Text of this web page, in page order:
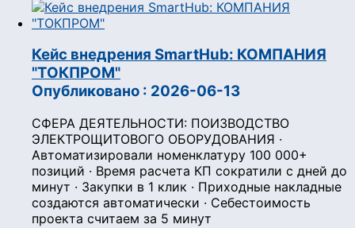
Кейс внедрения SmartHub: КОМПАНИЯ
"ТОКПРОМ"
Опубликовано : 2026-06-13
СФЕРА ДЕЯТЕЛЬНОСТИ: ПОИЗВОДСТВО
ЭЛЕКТРОЩИТОВОГО ОБОРУДОВАНИЯ ·
Автоматизировали номенклатуру 100 000+
позиций · Время расчета КП сократили с дней до
минут · Закупки в 1 клик · Приходные накладные
создаются автоматически · Себестоимость
проекта считаем за 5 минут